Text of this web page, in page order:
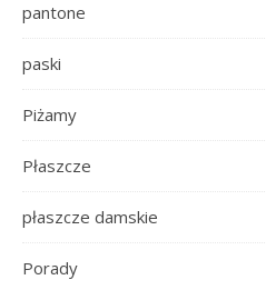
pantone
paski
Piżamy
Płaszcze
płaszcze damskie
Porady